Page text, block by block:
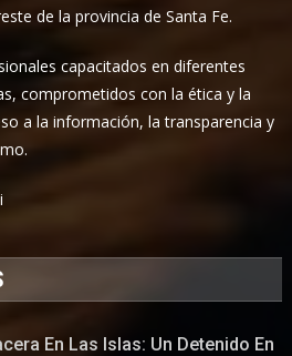
de la provincia de Santa Fe.
capacitados en diferentes
comprometidos con la ética y la
a la información, la transparencia y
En Las Islas: Un Detenido En